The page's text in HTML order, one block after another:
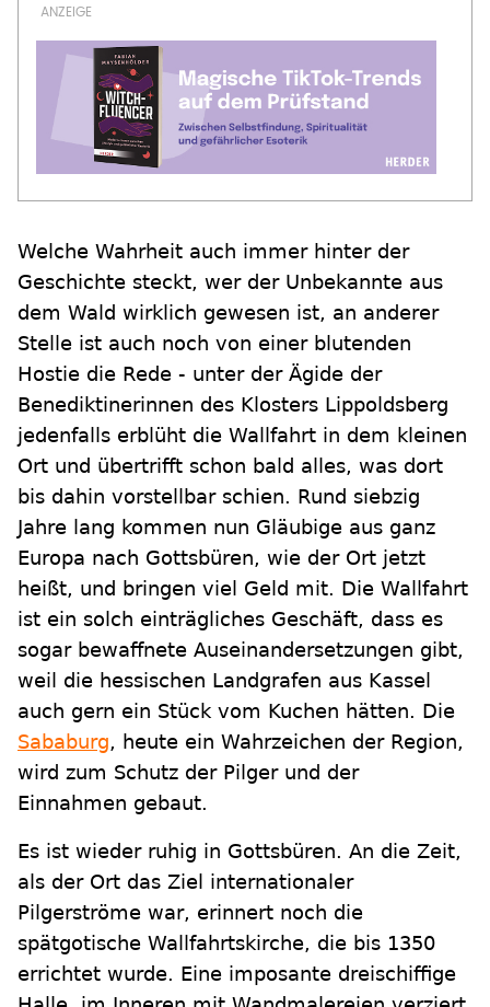
Welche Wahrheit auch immer hinter der
Geschichte steckt, wer der Unbekannte aus
dem Wald wirklich gewesen ist, an anderer
Stelle ist auch noch von einer blutenden
Hostie die Rede - unter der Ägide der
Benediktinerinnen des Klosters Lippoldsberg
jedenfalls erblüht die Wallfahrt in dem kleinen
Ort und übertrifft schon bald alles, was dort
bis dahin vorstellbar schien. Rund siebzig
Jahre lang kommen nun Gläubige aus ganz
Europa nach Gottsbüren, wie der Ort jetzt
heißt, und bringen viel Geld mit. Die Wallfahrt
ist ein solch einträgliches Geschäft, dass es
sogar bewaffnete Auseinandersetzungen gibt,
weil die hessischen Landgrafen aus Kassel
auch gern ein Stück vom Kuchen hätten. Die
Sababurg, heute ein Wahrzeichen der Region,
wird zum Schutz der Pilger und der
Einnahmen gebaut.
Es ist wieder ruhig in Gottsbüren. An die Zeit,
als der Ort das Ziel internationaler
Pilgerströme war, erinnert noch die
spätgotische Wallfahrtskirche, die bis 1350
errichtet wurde. Eine imposante dreischiffige